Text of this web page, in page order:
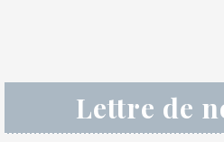
Lettre de